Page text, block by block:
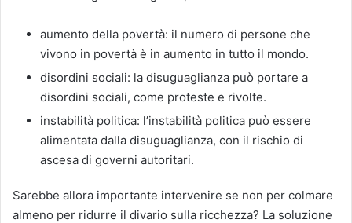
aumento della povertà: il numero di persone che
vivono in povertà è in aumento in tutto il mondo.
disordini sociali: la disuguaglianza può portare a
disordini sociali, come proteste e rivolte.
instabilità politica: l’instabilità politica può essere
alimentata dalla disuguaglianza, con il rischio di
ascesa di governi autoritari.
Sarebbe allora importante intervenire se non per colmare
almeno per ridurre il divario sulla ricchezza? La soluzione